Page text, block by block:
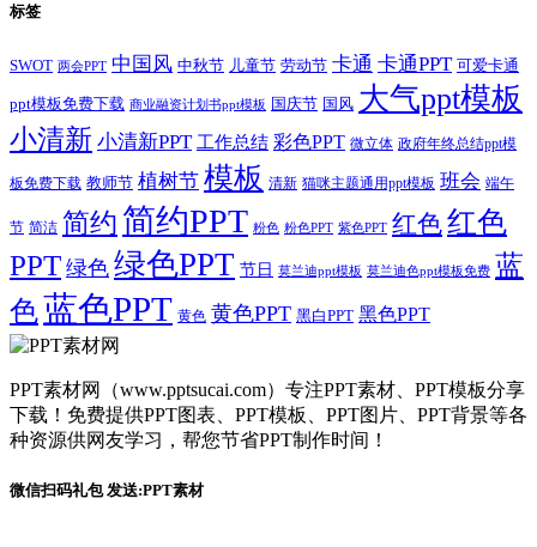
标签
SWOT 两会PPT 中国风 中秋节 儿童节 劳动节 卡通 卡通PPT 可爱卡通
ppt模板免费下载 商业融资计划书ppt模板 国庆节 国风 大气ppt模板
小清新 小清新PPT 工作总结 彩色PPT 微立体 政府年终总结ppt模
板免费下载 教师节 植树节 模板 清新 猫咪主题通用ppt模板 班会 端午
节 简洁 简约 简约PPT 粉色 粉色PPT 紫色PPT 红色红色
PPT 绿色 绿色PPT 节日 莫兰迪ppt模板 莫兰迪色ppt模板免费 蓝
色蓝色PPT 黄色 黄色PPT 黑白PPT 黑色PPT
PPT素材网（www.pptsucai.com）专注PPT素材、PPT模板分享
下载！免费提供PPT图表、PPT模板、PPT图片、PPT背景等各
种资源供网友学习，帮您节省PPT制作时间！
微信扫码礼包 发送:PPT素材